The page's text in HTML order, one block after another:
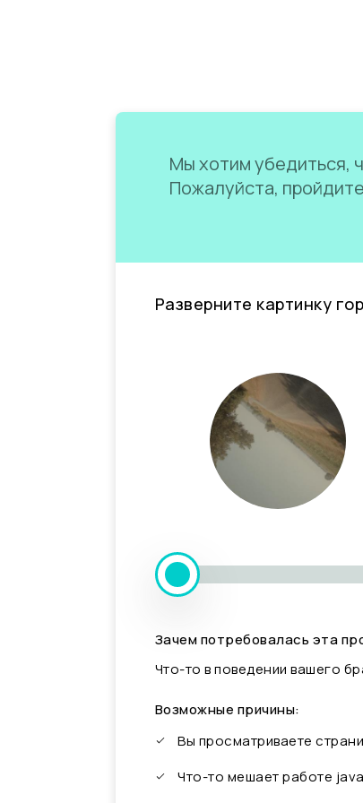
Мы хотим убедиться,
Пожалуйста,
Разверните картинку
Зачем потребовалась эта
Что-то в поведении вашего
Возможные причины:
Вы просматриваете
Что-то мешает работе